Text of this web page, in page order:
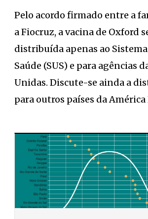
Pelo acordo firmado entre a
a Fiocruz, a vacina de Oxford
distribuída apenas ao
Saúde (SUS) e para agências
Unidas. Discute-se ainda a
para outros países da